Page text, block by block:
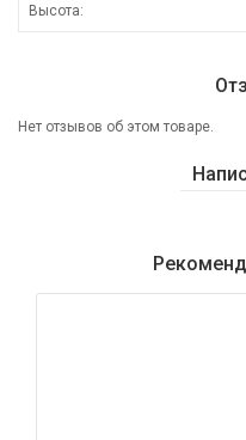
Высота:
Нет отзывов об этом товаре.